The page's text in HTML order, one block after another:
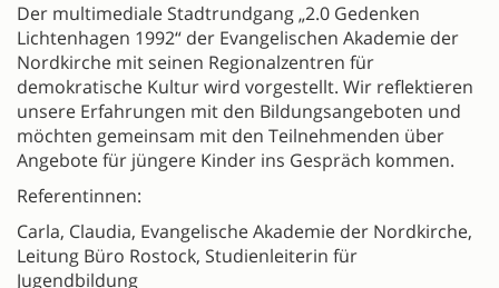
Der multimediale Stadtrundgang „2.0 Gedenken
Lichtenhagen 1992“ der Evangelischen Akademie der
Nordkirche mit seinen Regionalzentren für
demokratische Kultur wird vorgestellt. Wir reflektieren
unsere Erfahrungen mit den Bildungsangeboten und
möchten gemeinsam mit den Teilnehmenden über
Angebote für jüngere Kinder ins Gespräch kommen.
Referentinnen:
Carla, Claudia, Evangelische Akademie der Nordkirche,
Leitung Büro Rostock, Studienleiterin für
Jugendbildung